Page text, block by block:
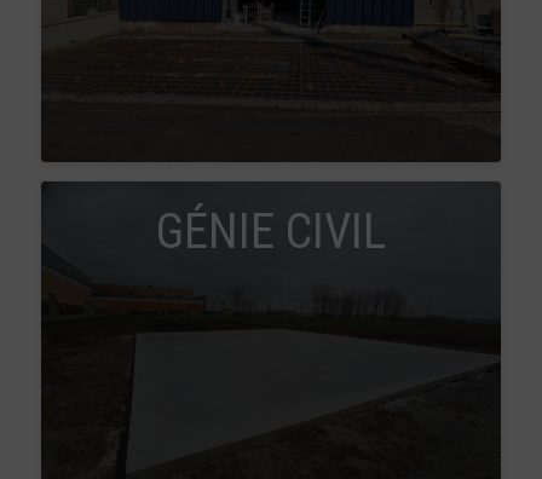
GÉNIE CIVIL